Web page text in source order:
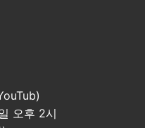
오후 2시